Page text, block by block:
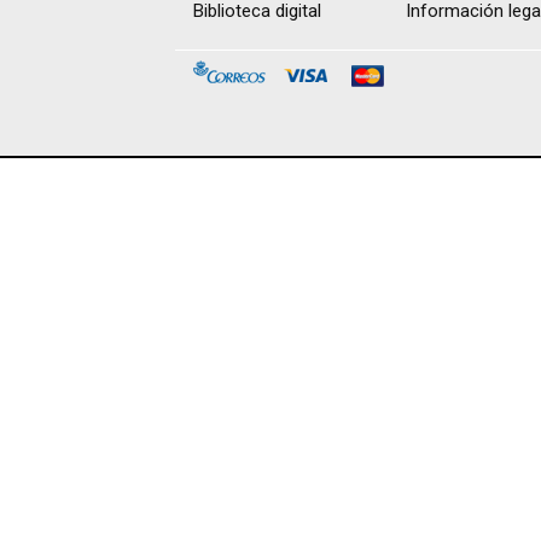
Biblioteca digital Información